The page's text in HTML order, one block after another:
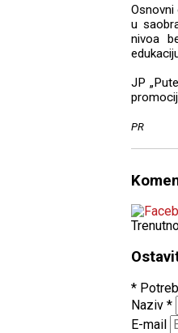
u
nivoa
JP
PR
*
Naziv *
E-mail